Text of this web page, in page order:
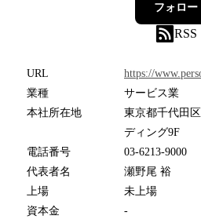
フォロー
RSS
URL
https://
業種
サービス業
本社所在地
東京都千代田
ディング9F
電話番号
03-6213-9000
代表者名
瀬野尾 裕
上場
未上場
資本金
-